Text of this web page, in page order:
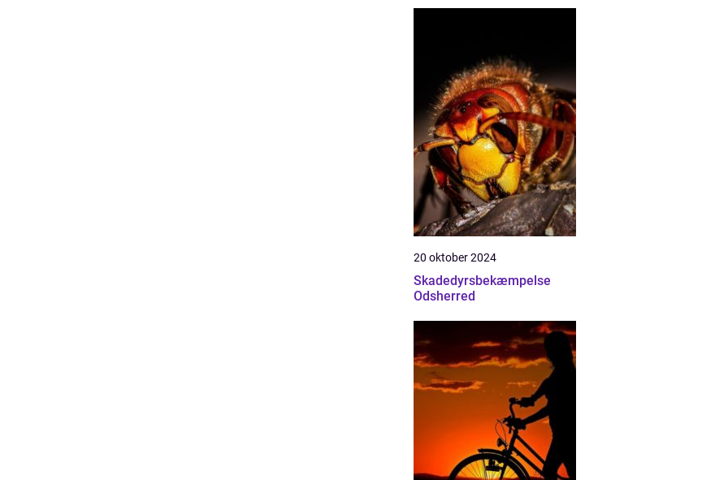
20 oktober 2024
Skadedyrsbekæmpelse
Odsherred